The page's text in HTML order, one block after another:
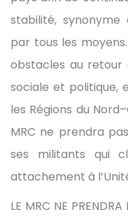
stabilité,
par tous les
obstacles au retour
sociale et politique,
les Régions du
MRC ne prendra
ses militants qui
attachement à
LE MRC NE